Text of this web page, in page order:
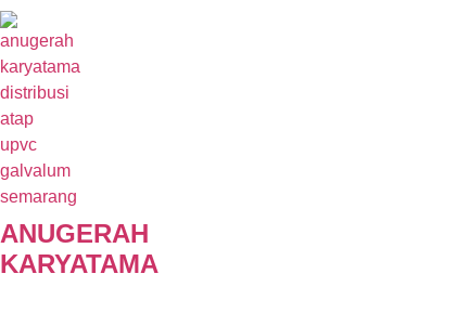
Skip
to
content
ANUGERAH
KARYATAMA